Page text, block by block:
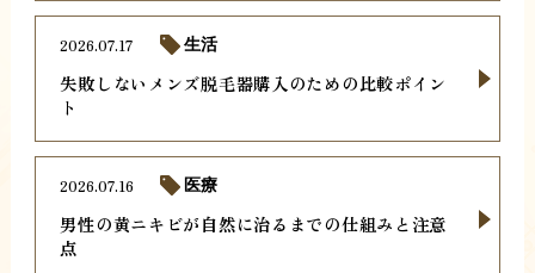
失敗しないメンズ脱毛器購入のための比較ポイン
ト
2026.07.17 生活
男性の黄ニキビが自然に治るまでの仕組みと注意
点
2026.07.16 医療